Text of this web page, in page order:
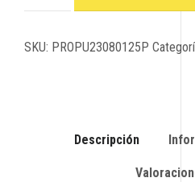
SKU: PROPU23080125P
Descripción